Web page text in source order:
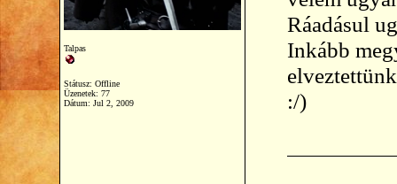
Talpas
Státusz: Offline
Üzenetek: 77
Dátum: Jul 2, 2009
Ráadásul
Inkább
:/)